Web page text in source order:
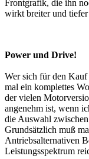
Frontgrafik, die ihn
wirkt breiter und tiefer
Power und Drive!
Wer sich für den Kauf
mal ein komplettes
der vielen
angenehm ist, wenn
die Auswahl
Grundsätzlich muß
Antriebsalternativen
Leistungsspektrum